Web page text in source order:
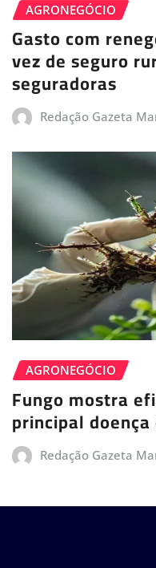
AGRONEGÓCIO
Gasto com
vez de seguro
seguradoras
Redação Gazeta
AGRONEGÓCIO
Fungo mostra
principal
Redação Gazeta